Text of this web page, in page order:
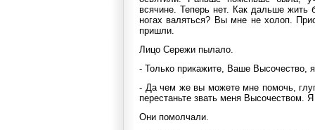
всячине. Теперь нет. Как дальше жить
ногах валяться? Вы мне не холоп.
пришли.
Лицо Сережи пылало.
- Только прикажите, Ваше Высочество,
- Да чем же вы можете мне помочь,
перестаньте звать меня Высочеством.
Они помолчали.